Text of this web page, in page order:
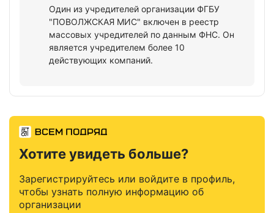
Один из учредителей организации ФГБУ
"ПОВОЛЖСКАЯ МИС" включен в реестр
массовых учредителей по данным ФНС. Он
является учредителем более 10
действующих компаний.
Хотите увидеть больше?
Зарегистрируйтесь или войдите в профиль,
чтобы узнать полную информацию об
организации